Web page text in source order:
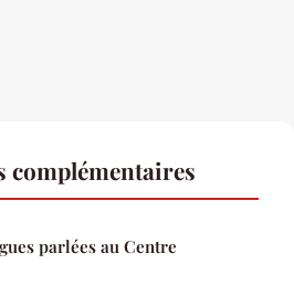
complémentaires
parlées au Centre